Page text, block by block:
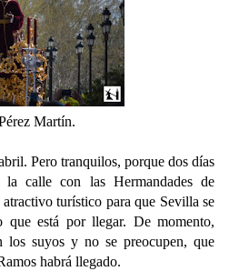
Martín.
Pero tranquilos, porque dos días
calle con las Hermandades de
turístico para que Sevilla se
está por llegar. De momento,
suyos y no se preocupen, que
habrá llegado.